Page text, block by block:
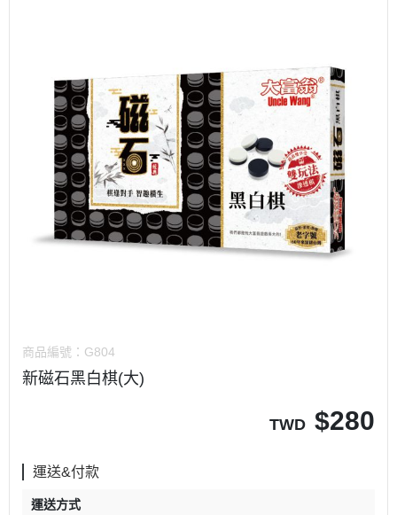
商品編號： G804
新磁石黑白棋(大)
TWD $280
運送&付款
運送方式